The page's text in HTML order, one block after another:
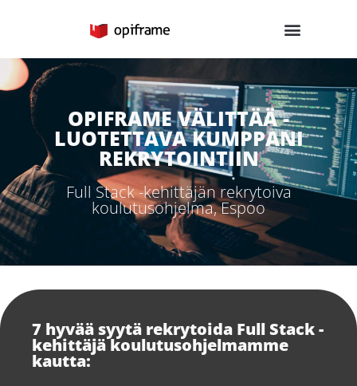
OPIFRAME VÄLITTÄÄ -
LUOTETTAVA KUMPPANI
REKRYTOINTIIN
Full Stack -kehittäjän rekrytoiva
koulutusohjelma, Espoo
7 hyvää syytä rekrytoida Full Stack -
kehittäjä koulutusohjelmamme
kautta: